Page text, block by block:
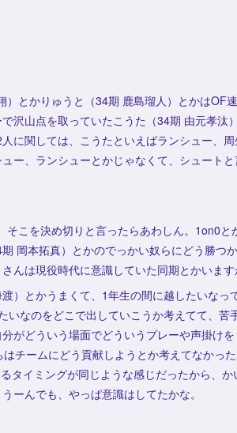
とかりゅうと（34期 鹿島瑠人）とかはOF
沢山点を取っていたこうた（34期 由元孝汰
に関しては、こうたといえばランシュー、
ー、ランシューとかじゃなくて、シュート
こを決め切りと言ったらあわしん。1on0と
岡本拓真）とかのでっかい奴らにどう勝つ
んは現役時代に意識していた同期とかいます
）とかうまくて、1年生の間に越したいなっ
いなのをどこで出していこうか考えてて、苦
がどういう場面でどういうプレーや声掛けを
チームにどう貢献しようとか考えてなかった
タイミングが同じような感じだったから、か
ーんでも、やっぱ意識はしてたかな。